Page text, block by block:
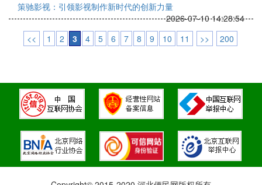
策驰影视：引领影视制作新时代的创新力量
2026-07-10 14:28:54
<<
1 2 3 4 5 6 7 8 9 10 11 >> 200